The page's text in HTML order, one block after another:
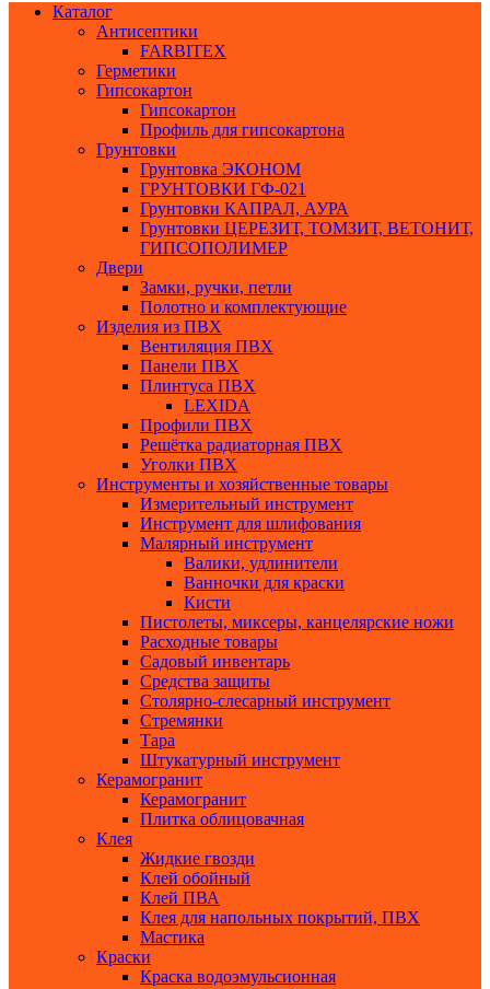
Каталог
Антисептики
FARBITEX
Герметики
Гипсокартон
Гипсокартон
Профиль для гипсокартона
Грунтовки
Грунтовка ЭКОНОМ
ГРУНТОВКИ ГФ-021
Грунтовки КАПРАЛ, АУРА
Грунтовки ЦЕРЕЗИТ, ТОМЗИТ, ВЕТОНИТ,
ГИПСОПОЛИМЕР
Двери
Замки, ручки, петли
Полотно и комплектующие
Изделия из ПВХ
Вентиляция ПВХ
Панели ПВХ
Плинтуса ПВХ
LEXIDA
Профили ПВХ
Решётка радиаторная ПВХ
Уголки ПВХ
Инструменты и хозяйственные товары
Измерительный инструмент
Инструмент для шлифования
Малярный инструмент
Валики, удлинители
Ванночки для краски
Кисти
Пистолеты, миксеры, канцелярские ножи
Расходные товары
Садовый инвентарь
Средства защиты
Столярно-слесарный инструмент
Стремянки
Тара
Штукатурный инструмент
Керамогранит
Керамогранит
Плитка облицовачная
Клея
Жидкие гвозди
Клей обойный
Клей ПВА
Клея для напольных покрытий, ПВХ
Мастика
Краски
Краска водоэмульсионная